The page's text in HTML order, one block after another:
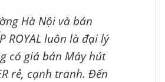
Hà Nội và bán
ROYAL luôn là đại lý
có giá bán Máy hút
rẻ, cạnh tranh. Đến